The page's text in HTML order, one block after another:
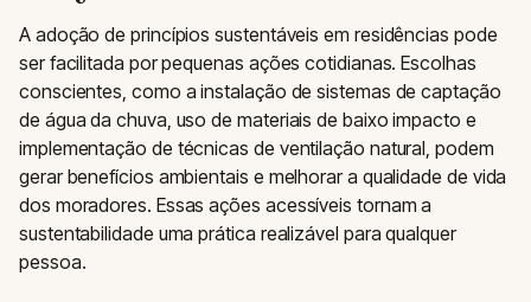
A adoção de princípios sustentáveis em residências pode
ser facilitada por pequenas ações cotidianas. Escolhas
conscientes, como a instalação de sistemas de captação
de água da chuva, uso de materiais de baixo impacto e
implementação de técnicas de ventilação natural, podem
gerar benefícios ambientais e melhorar a qualidade de vida
dos moradores. Essas ações acessíveis tornam a
sustentabilidade uma prática realizável para qualquer
pessoa.